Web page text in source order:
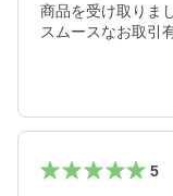
商品を受け取りま
スムースなお取引
5